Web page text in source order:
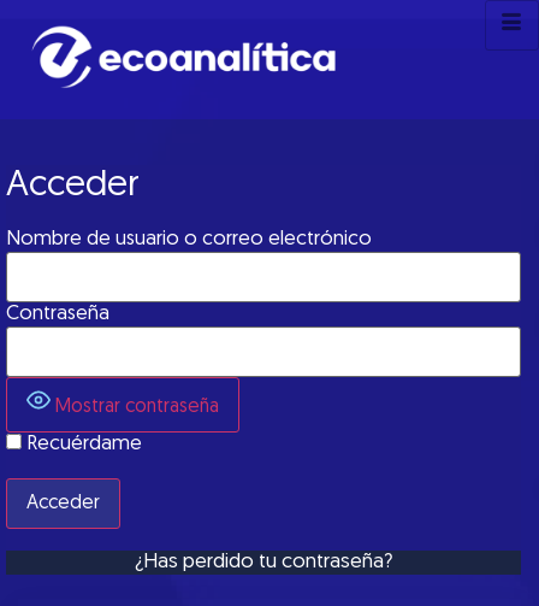
Acceder
Nombre de usuario o correo electrónico
Contraseña
Mostrar contraseña
Recuérdame
¿Has perdido tu contraseña?